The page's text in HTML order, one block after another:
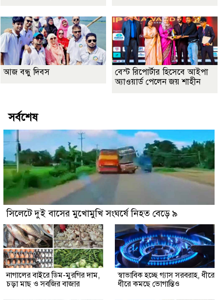
আজ বন্ধু দিবস
বেস্ট রিপোর্টার হিসেবে আইপা
অ্যাওয়ার্ড পেলেন জয় শাহীন
সর্বশেষ
সিলেটে দুই বাসের মুখোমুখি সংঘর্ষে নিহত বেড়ে ৯
নাগালের বাইরে ডিম-মুরগির দাম,
চড়া মাছ ও সবজির বাজার
স্বাভাবিক হচ্ছে গ্যাস সরবরাহ, ধীরে
ধীরে কমছে ভোগান্তিও